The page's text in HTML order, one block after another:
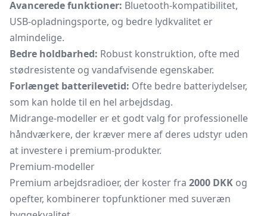
Avancerede funktioner: Bluetooth-kompatibilitet,
USB-opladningsporte, og bedre lydkvalitet er
almindelige.
Bedre holdbarhed: Robust konstruktion, ofte med
stødresistente og vandafvisende egenskaber.
Forlænget batterilevetid: Ofte bedre batteriydelser,
som kan holde til en hel arbejdsdag.
Midrange-modeller er et godt valg for professionelle
håndværkere, der kræver mere af deres udstyr uden
at investere i premium-produkter.
Premium-modeller
Premium arbejdsradioer, der koster fra 2000 DKK og
opefter, kombinerer topfunktioner med suveræn